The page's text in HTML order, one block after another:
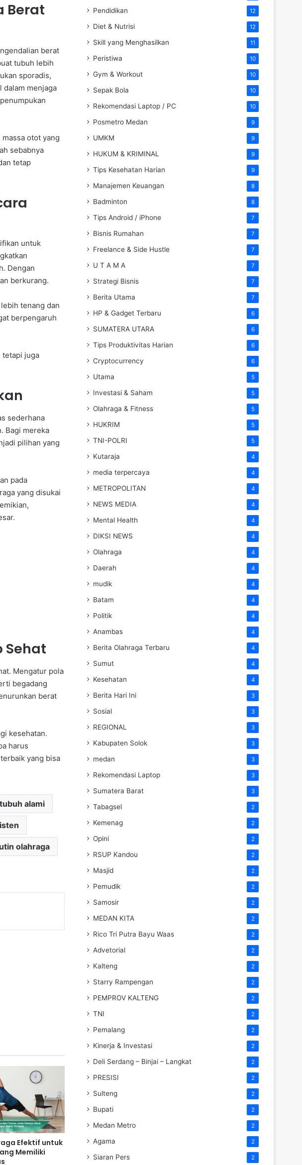
Berat
berat
tubuh lebih
sporadis,
dalam menjaga
otot yang
sebabnya
tetap
untuk
Dengan
berkurang.
tenang dan
berpengaruh
tetapi juga
sederhana
Bagi mereka
pilihan yang
pada
yang disukai
Sehat
Mengatur pola
begadang
berat
kesehatan.
harus
yang bisa
alami
olahraga
Efektif untuk
Memiliki
Pendidikan 12
Diet & Nutrisi 12
Skill yang Menghasilkan 11
Peristiwa 10
Gym & Workout 10
Sepak Bola 10
Rekomendasi Laptop / PC 10
Posmetro Medan 9
UMKM 9
HUKUM & KRIMINAL 9
Tips Kesehatan Harian 9
Manajemen Keuangan 8
Badminton 8
Tips Android / iPhone 7
Bisnis Rumahan 7
Freelance & Side Hustle 7
U T A M A 7
Strategi Bisnis 7
Berita Utama 7
HP & Gadget Terbaru 6
SUMATERA UTARA 6
Tips Produktivitas Harian 6
Cryptocurrency 6
Utama 5
Investasi & Saham 5
Olahraga & Fitness 5
HUKRIM 5
TNI-POLRI 5
Kutaraja 4
media terpercaya 4
METROPOLITAN 4
NEWS MEDIA 4
Mental Health 4
DIKSI NEWS 4
Olahraga 4
Daerah 4
mudik 4
Batam 4
Politik 4
Anambas 4
Berita Olahraga Terbaru 4
Sumut 4
Kesehatan 4
Berita Hari Ini 3
Sosial 3
REGIONAL 3
Kabupaten Solok 3
medan 3
Rekomendasi Laptop 3
Sumatera Barat 3
Tabagsel 2
Kemenag 2
Opini 2
RSUP Kandou 2
Masjid 2
Pemudik 2
Samosir 2
MEDAN KITA 2
Rico Tri Putra Bayu Waas 2
Advetorial 2
Kalteng 2
Starry Rampengan 2
PEMPROV KALTENG 2
TNI 2
Pemalang 2
Kinerja & Investasi 2
Deli Serdang – Binjai – Langkat 2
PRESISI 2
Sulteng 2
Bupati 2
Medan Metro 2
Agama 2
Siaran Pers 2